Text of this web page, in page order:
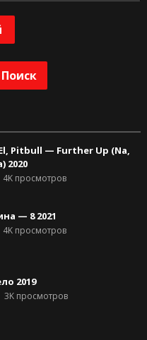
Pitbull — Further Up (Na,
2020
4Kпросмотров
— 8 2021
4Kпросмотров
2019
3Kпросмотров